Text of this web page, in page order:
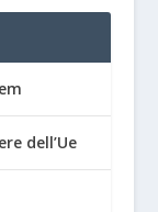
dell’Ue